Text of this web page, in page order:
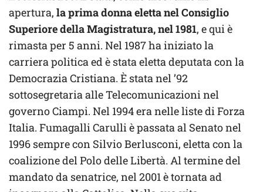
apertura, la prima donna eletta nel Consiglio
Superiore della Magistratura, nel 1981, e qui è
rimasta per 5 anni. Nel 1987 ha iniziato la
carriera politica ed è stata eletta deputata con la
Democrazia Cristiana. È stata nel ’92
sottosegretaria alle Telecomunicazioni nel
governo Ciampi. Nel 1994 era nelle liste di Forza
Italia. Fumagalli Carulli è passata al Senato nel
1996 sempre con Silvio Berlusconi, eletta con la
coalizione del Polo delle Libertà. Al termine del
mandato da senatrice, nel 2001 è tornata ad